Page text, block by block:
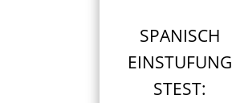
SPANISCH
EINSTUFUNG
STEST: